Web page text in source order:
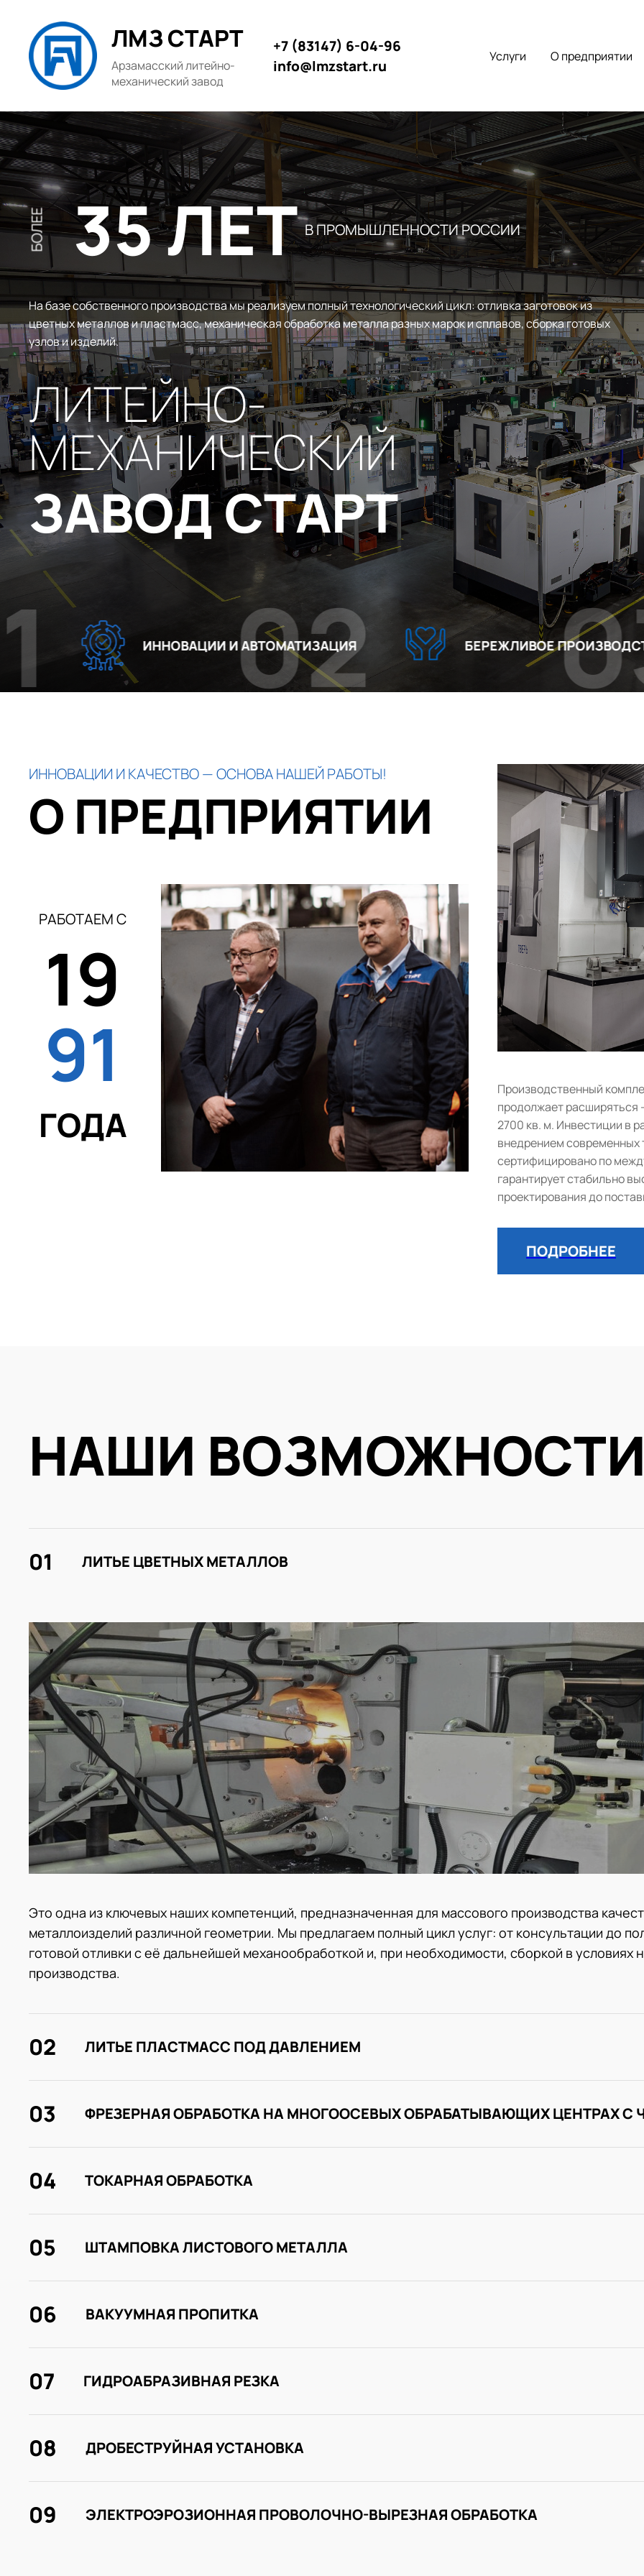
ЛМЗ СТАРТ
Арзамасский литейно-
механический завод
Услуги О предприятии
+7 (83147) 6-04-96
info@lmzstart.ru
БОЛЕЕ 35 ЛЕТ В ПРОМЫШЛЕННОСТИ РОССИИ
На базе собственного производства мы реализуем полный технологический цикл: отливка заготовок из
цветных металлов и пластмасс, механическая обработка металла разных марок и сплавов, сборка готовых
узлов и изделий.
ЛИТЕЙНО-
МЕХАНИЧЕСКИЙ
ЗАВОД СТАРТ
ИННОВАЦИИ И АВТОМАТИЗАЦИЯ
02 БЕРЕЖЛИВОЕ ПРОИЗВОДСТВО
03
ИННОВАЦИИ И КАЧЕСТВО — ОСНОВА НАШЕЙ РАБОТЫ!
О ПРЕДПРИЯТИИ
РАБОТАЕМ С
19
91
ГОДА
Производственный
продолжает расширяться
2700 кв. м. Инвестиции в
внедрением современных
сертифицировано по
гарантирует стабильно
проектирования до
ПОДРОБНЕЕ
НАШИ
ЛИТЬЕ ЦВЕТНЫХ МЕТАЛЛОВ
01
Это одна из ключевых наших компетенций, предназначенная для массового производства
металлоизделий различной геометрии. Мы предлагаем полный цикл услуг: от консультации до
готовой отливки с её дальнейшей механообработкой и, при необходимости, сборкой в условиях
производства.
ЛИТЬЕ ПЛАСТМАСС ПОД ДАВЛЕНИЕМ
02
ФРЕЗЕРНАЯ ОБРАБОТКА НА МНОГООСЕВЫХ ОБРАБАТЫВАЮЩИХ ЦЕНТРАХ С
03
ТОКАРНАЯ ОБРАБОТКА
04
ШТАМПОВКА ЛИСТОВОГО МЕТАЛЛА
05
ВАКУУМНАЯ ПРОПИТКА
06
ГИДРОАБРАЗИВНАЯ РЕЗКА
07
ДРОБЕСТРУЙНАЯ УСТАНОВКА
08
ЭЛЕКТРОЭРОЗИОННАЯ ПРОВОЛОЧНО-ВЫРЕЗНАЯ ОБРАБОТКА
09